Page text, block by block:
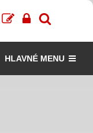
HLAVNÉ MENU